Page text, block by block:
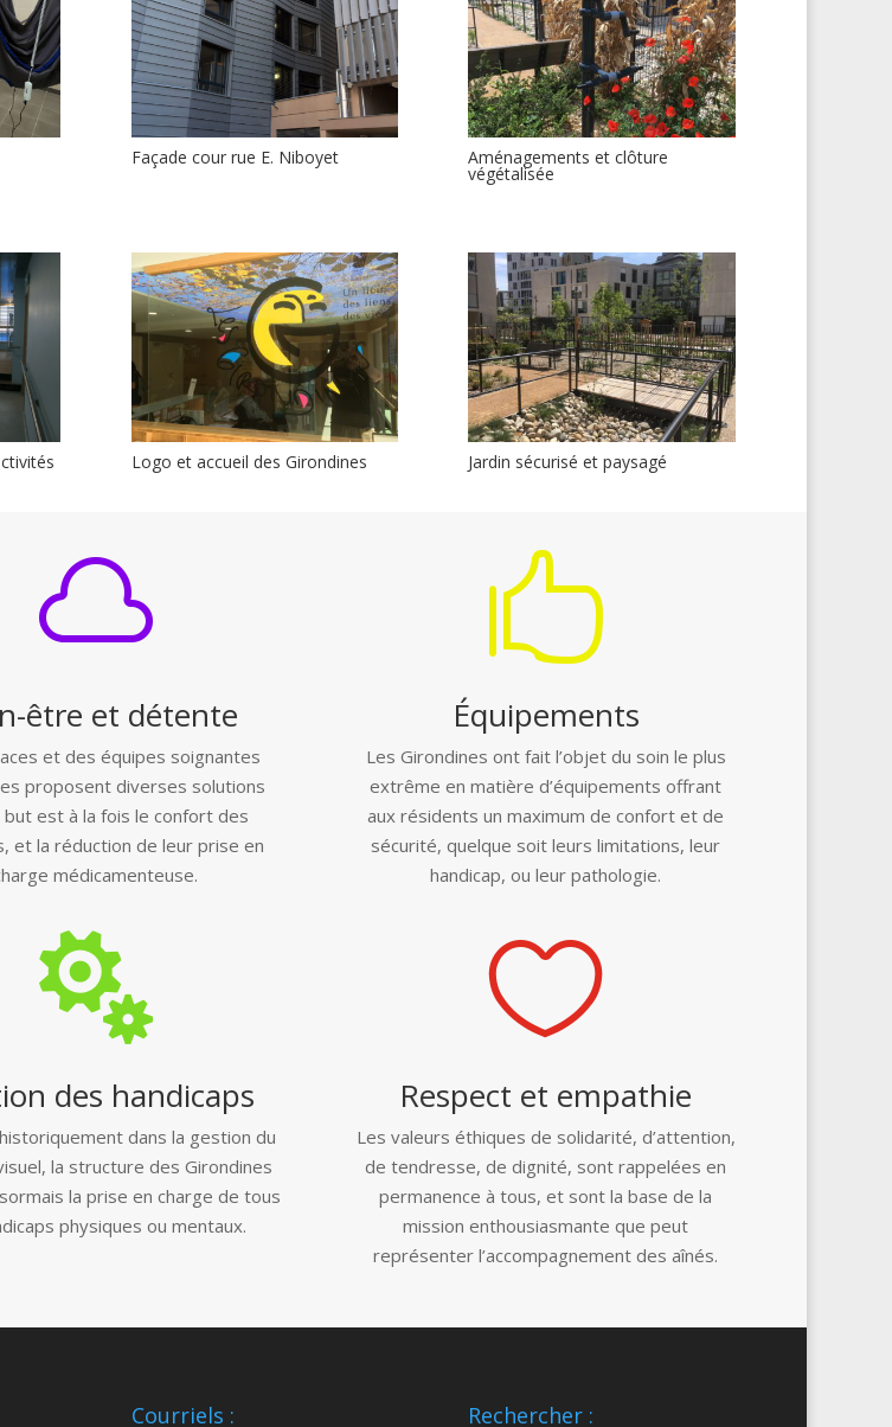
Façade cour rue E. Niboyet Aménagements et clôture
végétalisée
Logo et accueil des Girondines Jardin sécurisé et paysagé

être et détente
et des équipes soignantes
proposent diverses solutions
but est à la fois le confort des
et la réduction de leur prise en
médicamenteuse.

Équipements
Les Girondines ont fait l’objet du soin le plus
extrême en matière d’équipements offrant
aux résidents un maximum de confort et de
sécurité, quelque soit leurs limitations, leur
handicap, ou leur pathologie.

des handicaps
dans la gestion du
la structure des Girondines
la prise en charge de tous
physiques ou mentaux.

Respect et empathie
Les valeurs éthiques de solidarité, d’attention,
de tendresse, de dignité, sont rappelées en
permanence à tous, et sont la base de la
mission enthousiasmante que peut
représenter l’accompagnement des aînés.
Courriels : Rechercher :